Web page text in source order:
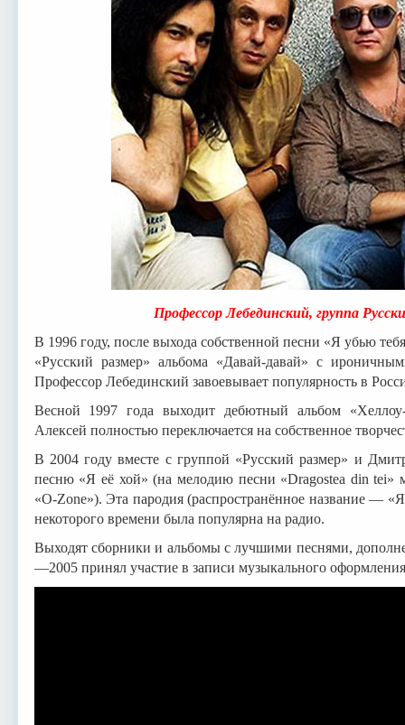
Профессор Лебединский, группа
В 1996 году, после выхода собственной песни «Я убью
«Русский размер» альбома «Давай-давай» с
Профессор Лебединский завоевывает популярность в
Весной 1997 года выходит дебютный альбом «Хеллоу-
Алексей полностью переключается на собственное
В 2004 году вместе с группой «Русский размер» и
песню «Я её хой» (на мелодию песни «Dragostea din tei»
«O-Zone»). Эта пародия (распространённое название —
некоторого времени была популярна на радио.
Выходят сборники и альбомы с лучшими песнями,
—2005 принял участие в записи музыкального